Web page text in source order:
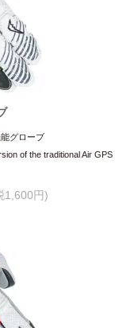
グローブ
of the traditional Air GPS
1,600円)